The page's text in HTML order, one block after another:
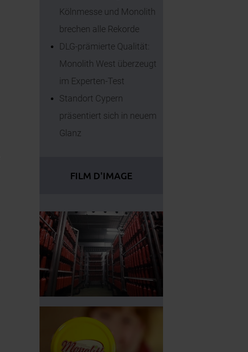
Kölnmesse und Monolith
brechen alle Rekorde
DLG-prämierte Qualität:
Monolith West überzeugt
im Experten-Test
Standort Cypern
präsentiert sich in neuem
Glanz
FILM D'IMAGE